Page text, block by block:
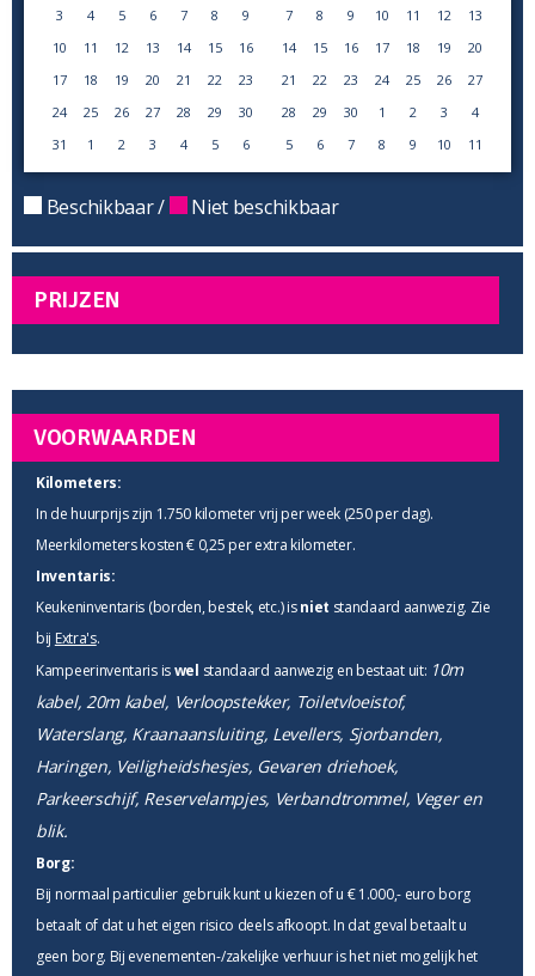
3
4 5 6 7 8
9
10
11 12 13 14 15
16
17
18 19 20 21 22
23
24
25 26 27 28 29
30
31
1 2 3 4 5 6
7
8 9 10 11 12
13
14
15 16 17 18 19
20
21
22 23 24 25 26
27
28
29 30 1 2 3
4
5
6 7 8 9 10 11
Beschikbaar / Niet beschikbaar
PRIJZEN
VOORWAARDEN
Kilometers:
In de huurprijs zijn 1.750 kilometer vrij per week (250 per dag).
Meerkilometers kosten € 0,25 per extra kilometer.
Inventaris:
Keukeninventaris (borden, bestek, etc.) isniet standaard aanwezig. Zie
bij Extra's.
Kampeerinventaris iswel standaard aanwezig en bestaat uit: 10m
kabel, 20m kabel, Verloopstekker, Toiletvloeistof,
Waterslang, Kraanaansluiting, Levellers, Sjorbanden,
Haringen, Veiligheidshesjes, Gevaren driehoek,
Parkeerschijf, Reservelampjes, Verbandtrommel, Veger en
blik.
Borg:
Bij normaal particulier gebruik kunt u kiezen of u € 1.000,- euro borg
betaalt of dat u het eigen risico deels afkoopt. In dat geval betaalt u
geen borg. Bij evenementen-/zakelijke verhuur is het niet mogelijk het